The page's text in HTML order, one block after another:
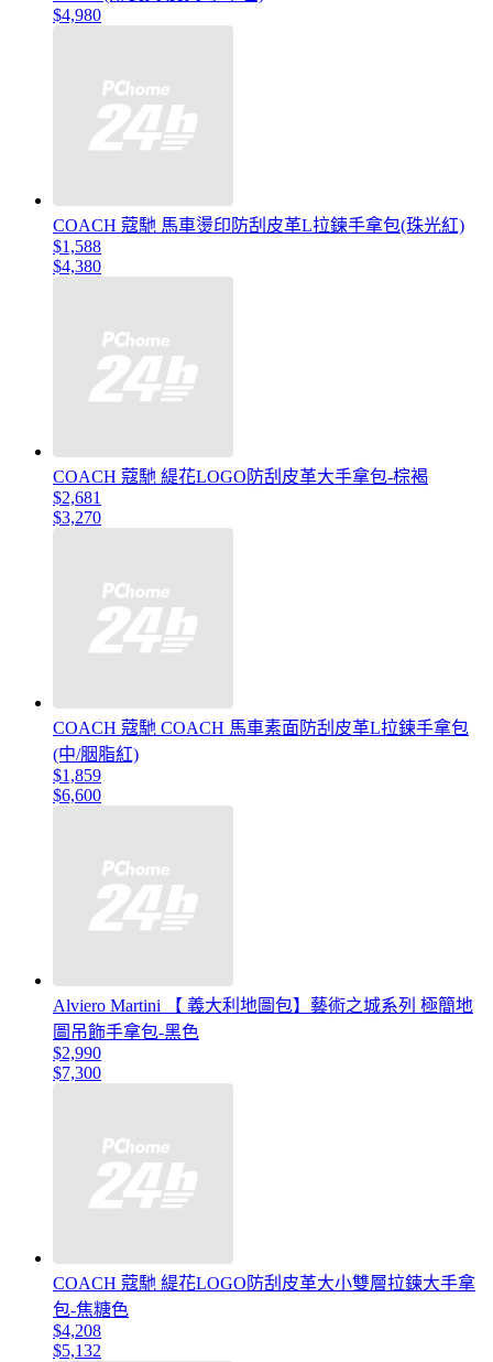
$4,980
COACH 蔻馳 馬車燙印防刮皮革L拉鍊手拿包(珠光紅)
$1,588
$4,380
COACH 蔻馳 緹花LOGO防刮皮革大手拿包-棕褐
$2,681
$3,270
COACH 蔻馳 COACH 馬車素面防刮皮革L拉鍊手拿包
(中/胭脂紅)
$1,859
$6,600
Alviero Martini 【 義大利地圖包】藝術之城系列 極簡地
圖吊飾手拿包-黑色
$2,990
$7,300
COACH 蔻馳 緹花LOGO防刮皮革大小雙層拉鍊大手拿
包-焦糖色
$4,208
$5,132